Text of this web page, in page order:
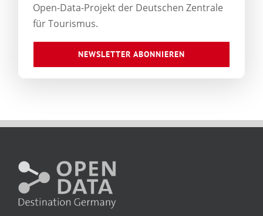
Open-Data-Projekt der Deutschen Zentrale
für Tourismus.
NEWSLETTER ABONNIEREN